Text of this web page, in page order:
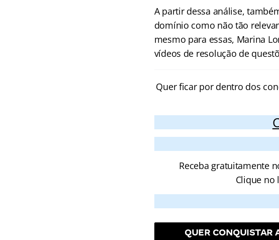
A partir dessa análise,
domínio como não tão
mesmo para essas, Marina
vídeos de resolução de
Quer ficar por dentro dos
Receba gratuitamente
Clique no
QUER CONQUISTAR